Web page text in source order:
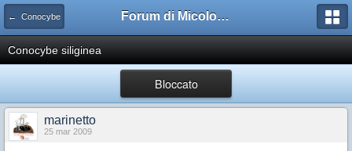
← Conocybe Forum di Micologia AMB Gruppo di Muggia e del Carso
Conocybe siliginea
Bloccato
marinetto
25 mar 2009